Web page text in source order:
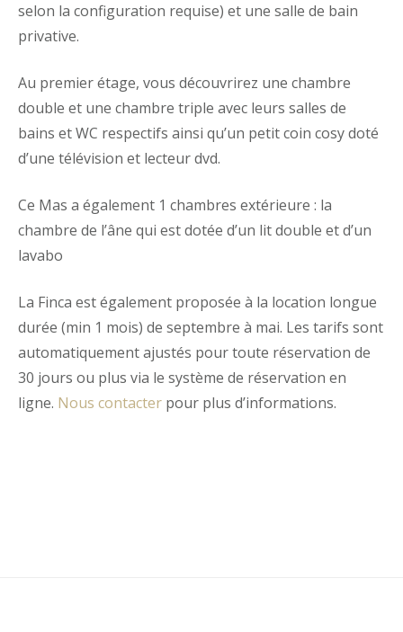
selon la configuration requise) et une salle de bain
privative.
Au premier étage, vous découvrirez une chambre
double et une chambre triple avec leurs salles de
bains et WC respectifs ainsi qu’un petit coin cosy doté
d’une télévision et lecteur dvd.
Ce Mas a également 1 chambres extérieure : la
chambre de l’âne qui est dotée d’un lit double et d’un
lavabo
La Finca est également proposée à la location longue
durée (min 1 mois) de septembre à mai. Les tarifs sont
automatiquement ajustés pour toute réservation de
30 jours ou plus via le système de réservation en
ligne. Nous contacter pour plus d’informations.